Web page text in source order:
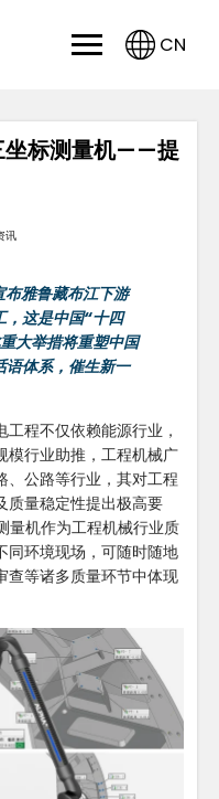
CN
坐标测量机——提
讯
雅鲁藏布江下游
，这是中国“十四
大举措将重塑中国
语体系，催生新一
程不仅依赖能源行业，
模行业助推，工程机械广
、公路等行业，其对工程
质量稳定性提出极高要
量机作为工程机械行业质
同环境现场，可随时随地
查等诸多质量环节中体现